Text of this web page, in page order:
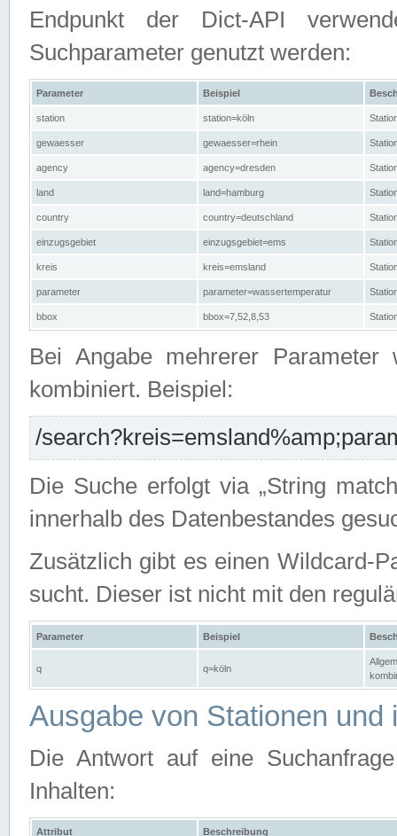
Endpunkt der Dict-API
Suchparameter genutzt werden:
Parameter Beispiel
station station=köln
gewaesser gewaesser=rhein
agency agency=dresden
land land=hamburg
country country=deutschland
einzugsgebiet einzugsgebiet=ems
kreis kreis=emsland
parameter parameter=wassertemperatur
bbox bbox=7,52,8,53
Bei Angabe mehrerer Parameter
kombiniert. Beispiel:
/
Die Suche erfolgt via „String
innerhalb des Datenbestandes
Zusätzlich gibt es einen Wildcard-
sucht. Dieser ist nicht mit den
Parameter Beispiel
q q=köln
Ausgabe von Stationen und
Die Antwort auf eine
Inhalten:
Attribut Beschreibung